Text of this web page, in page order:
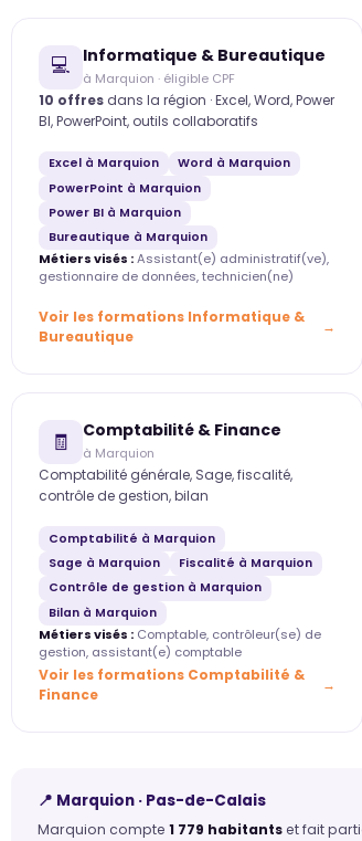
💻 Informatique & Bureautique
à Marquion · éligible CPF
10 offres dans la région · Excel, Word, Power
BI, PowerPoint, outils collaboratifs
Excel à Marquion
Word à Marquion
PowerPoint à Marquion
Power BI à Marquion
Bureautique à Marquion
Métiers visés :Assistant(e) administratif(ve),
gestionnaire de données, technicien(ne)
Voir les formations Informatique &
Bureautique
🧾 Comptabilité & Finance
à Marquion
Comptabilité générale, Sage, fiscalité,
contrôle de gestion, bilan
Comptabilité à Marquion
Sage à Marquion
Fiscalité à Marquion
Contrôle de gestion à Marquion
Bilan à Marquion
Métiers visés : Comptable, contrôleur(se) de
gestion, assistant(e) comptable
Voir les formations Comptabilité &
Finance
📍 Marquion · Pas-de-Calais
Marquion compte 1 779 habitantset fait